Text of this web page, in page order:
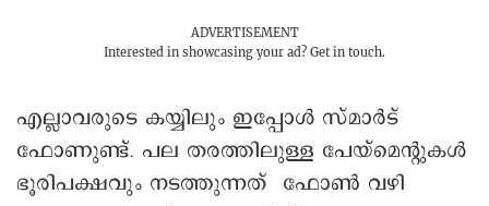
ADVERTISEMENT
Interested in showcasing your ad? Get in touch.
എല്ലാവരുടെ കയ്യിലും ഇപ്പോൾ സ്മാർട്
ഫോണുണ്ട്. പല തരത്തിലുള്ള പേയ്മെന്റുകൾ
ഭൂരിപക്ഷവും നടത്തുന്നത് ഫോൺ വഴി